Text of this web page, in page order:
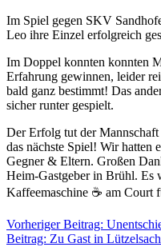
Im Spiel gegen SKV
Leo ihre Einzel erfolgreich
Im Doppel konnten konnten
Erfahrung gewinnen, leider
bald ganz bestimmt! Das
sicher runter gespielt.
Der Erfolg tut der
das nächste Spiel! Wir hatten
Gegner & Eltern. Großen
Heim-Gastgeber in Brühl. Es
Kaffeemaschine ☕️ am Court
Vorheriger Beitrag:
Beitrag: Zu Gast in